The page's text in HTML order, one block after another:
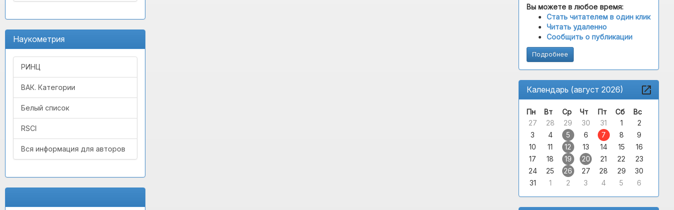
Наукометрия
РИНЦ
ВАК. Категории
Белый список
RSCI
Вся информация для авторов
Вы можете в любое время:
Стать читателем в один клик
Читать удаленно
Сообщить о публикации
Подробнее
Календарь (август 2026)
Пн Вт Ср Чт Пт Сб
Вс
27
28 29 30 31 1
2
3
4 5 6 7 8
9
10
11 12 13 14 15
16
17
18 19 20 21 22
23
24
25 26 27 28 29
30
31
1 2 3 4 5 6